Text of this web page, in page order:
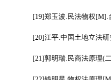
[19]郑玉波.民法物权[M].
[20]江平.中国土地立法
[21]郭明瑞.民商法原理(